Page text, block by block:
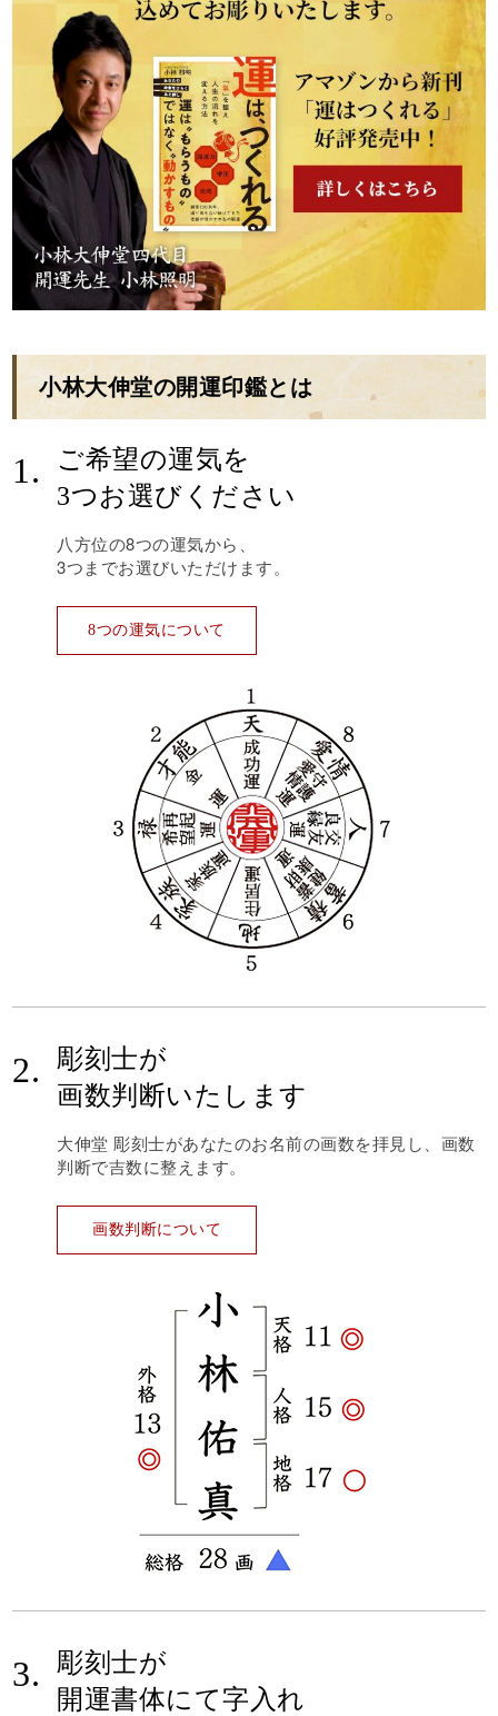
小林大伸堂の開運印鑑とは
1.
ご希望の運気を
3つお選びください
八方位の8つの運気から、
3つまでお選びいただけます。
8つの運気について
2.
彫刻士が
画数判断いたします
大伸堂 彫刻士があなたのお名前の画数を拝見し、画数
判断で吉数に整えます。
画数判断について
3.
彫刻士が
開運書体にて字入れ